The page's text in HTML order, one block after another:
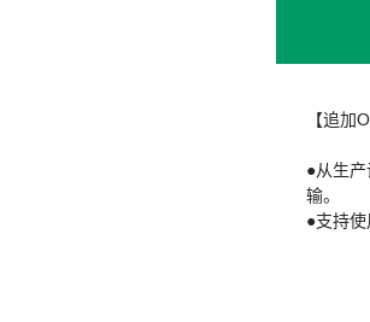
【追加
●从生
输。
●支持